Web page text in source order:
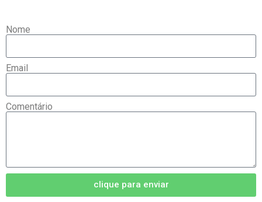
Nome
Email
Comentário
clique para enviar